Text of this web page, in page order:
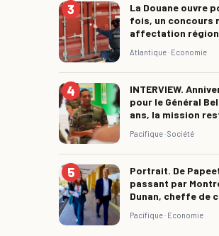
La Douane ouvre
fois, un concours
affectation
Atlantique · Economie
INTERVIEW.
pour le Général
ans, la mission
Pacifique ·Société
Portrait. De
passant par
Dunan, cheffe de
Pacifique · Economie